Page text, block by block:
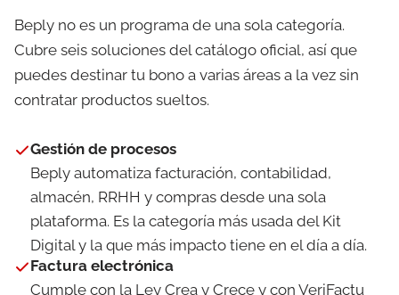
Beply no es un programa de una sola categoría.
Cubre seis soluciones del catálogo oficial, así que
puedes destinar tu bono a varias áreas a la vez sin
contratar productos sueltos.
Gestión de procesos
Beply automatiza facturación, contabilidad,
almacén, RRHH y compras desde una sola
plataforma. Es la categoría más usada del Kit
Digital y la que más impacto tiene en el día a día.
Factura electrónica
Cumple con la Ley Crea y Crece y con VeriFactu